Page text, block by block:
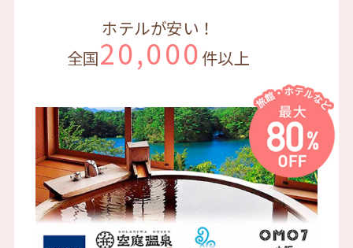
ホテルが安い！
全国20,000 件以上